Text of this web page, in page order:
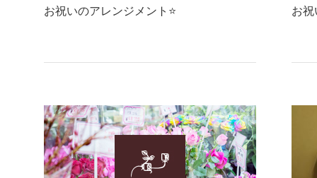
お祝いのアレンジメント⭐️ お